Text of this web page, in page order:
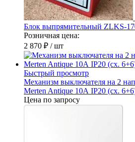
Блок выпрямительный ZLKS-
Розничная цена:
2 870 ₽ / шт
Быстрый просмотр
Механизм выключателя на 2
Merten Antique 10А IP20 (сх.
Цена по запросу